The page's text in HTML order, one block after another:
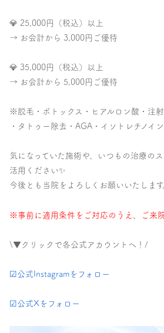
💎 25,000円（税込）以上
→ お会計から 3,000円ご優待
💎 35,000円（税込）以上
→ お会計から 5,000円ご優待
※脱毛・ボトックス・ヒアルロン酸・注
・タトゥー除去・AGA・イソトレチノイン
気になっていた施術や、いつもの治療の
活用ください✨
今後とも当院をよろしくお願いいたします
※事前に適用条件をご対応のうえ、ご来
\▼クリックで各公式アカウントへ！/
☑公式Instagramをフォロー
☑公式Xをフォロー